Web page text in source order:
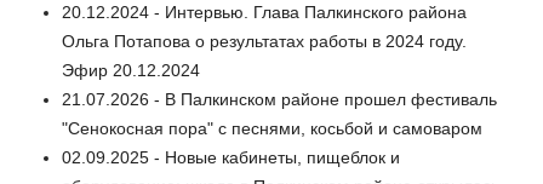
20.12.2024 - Интервью. Глава Палкинского района
Ольга Потапова о результатах работы в 2024 году.
Эфир 20.12.2024
21.07.2026 - В Палкинском районе прошел фестиваль
"Сенокосная пора" с песнями, косьбой и самоваром
02.09.2025 - Новые кабинеты, пищеблок и